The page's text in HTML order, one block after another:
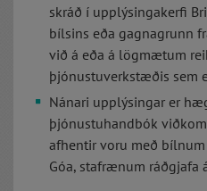
skráð í upplýsingakerfi
bílsins eða gagnagrunn
við á eða á lögmætum
þjónustuverkstæðis sem
Nánari upplýsingar er
þjónustuhandbók
afhentir voru með
Góa, stafrænum ráðgjafa